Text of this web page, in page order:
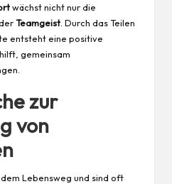
wächst nicht nur die
Teamgeist . Durch das Teilen
entsteht eine positive
hilft, gemeinsam
zur
von
Lebensweg und sind oft